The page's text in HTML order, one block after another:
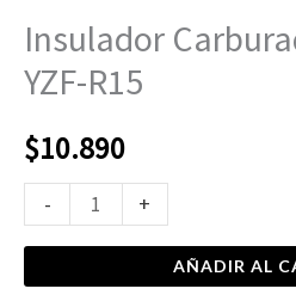
Insulador
YZF-R15
$10.890
- +
AÑADIR AL